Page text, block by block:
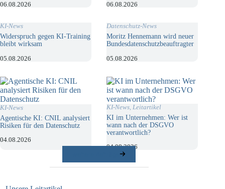
06.08.2026 06.08.2026
KI-News
Widerspruch gegen KI-Training
bleibt wirksam
05.08.2026
Datenschutz-News
Moritz Hennemann wird neuer
Bundesdatenschutzbeauftragter
05.08.2026
KI-News
Agentische KI: CNIL analysiert
Risiken für den Datenschutz
04.08.2026
KI-News Leitartikel
KI im Unternehmen: Wer ist
wann nach der DSGVO
verantwortlich?
04.08.2026